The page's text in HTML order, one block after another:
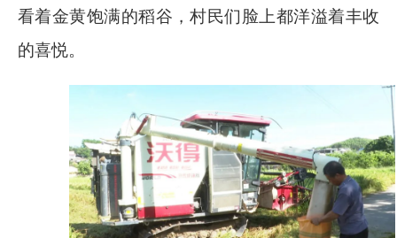
看着金黄饱满的稻谷，村民们脸上都洋溢着丰收
的喜悦。